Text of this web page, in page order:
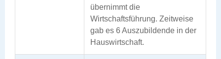
übernimmt die
Wirtschaftsführung. Zeitweise
gab es 6 Auszubildende in der
Hauswirtschaft.